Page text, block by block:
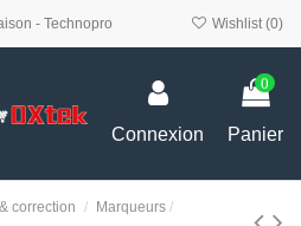
- Technopro Wishlist (0)
Connexion
0
Panier
correction
Marqueurs